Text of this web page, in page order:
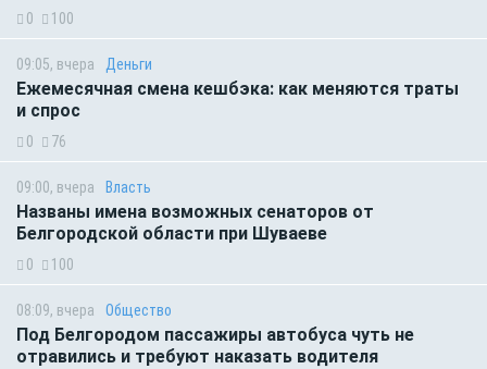
0 100
09:05, вчера Деньги
Ежемесячная смена кешбэка: как меняются траты
и спрос
0 76
09:00, вчера Власть
Названы имена возможных сенаторов от
Белгородской области при Шуваеве
0 100
08:09, вчера Общество
Под Белгородом пассажиры автобуса чуть не
отравились и требуют наказать водителя